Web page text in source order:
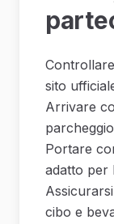
sito
Arrivare
Portare
adatto per
cibo e